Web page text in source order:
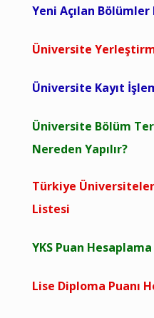
Yeni Açılan
Üniversite
Üniversite Kayıt
Üniversite Bölüm
Nereden Yapılır?
Türkiye
Listesi
YKS Puan Hesaplama
Lise Diploma Puanı